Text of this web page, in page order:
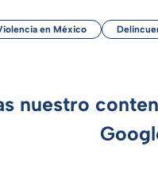
en México
nuestro